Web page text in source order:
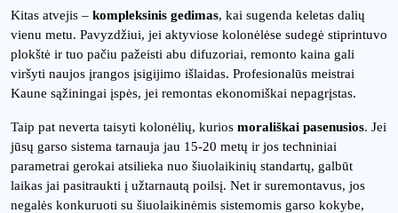
Kitas atvejis – kompleksinis gedimas, kai sugenda keletas dalių
vienu metu. Pavyzdžiui, jei aktyviose kolonėlėse sudegė stiprintuvo
plokštė ir tuo pačiu pažeisti abu difuzoriai, remonto kaina gali
viršyti naujos įrangos įsigijimo išlaidas. Profesionalūs meistrai
Kaune sąžiningai įspės, jei remontas ekonomiškai nepagrįstas.
Taip pat neverta taisyti kolonėlių, kurios morališkai pasenusios. Jei
jūsų garso sistema tarnauja jau 15-20 metų ir jos techniniai
parametrai gerokai atsilieka nuo šiuolaikinių standartų, galbūt
laikas jai pasitraukti į užtarnautą poilsį. Net ir suremontavus, jos
negalės konkuruoti su šiuolaikinėmis sistemomis garso kokybe,